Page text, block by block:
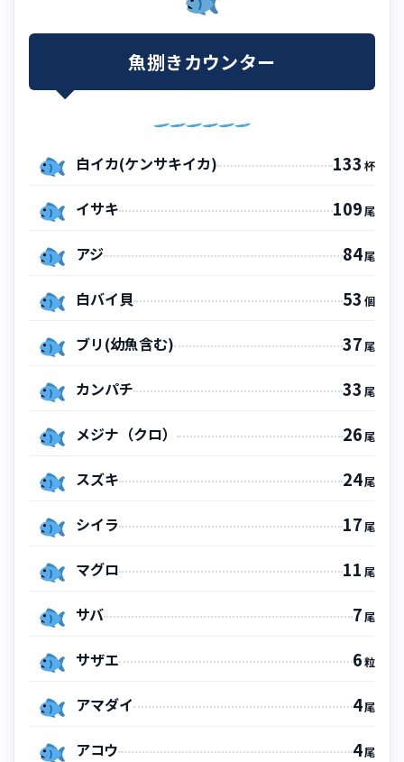
魚捌きカウンター
白イカ(ケンサキイカ) 133 杯
イサキ 109尾
アジ 84尾
白バイ貝 53 個
ブリ(幼魚含む) 37尾
カンパチ 33 尾
メジナ（クロ） 26尾
スズキ 24尾
シイラ 17尾
マグロ 11 尾
サバ 7尾
サザエ 6粒
アマダイ 4尾
アコウ 4尾